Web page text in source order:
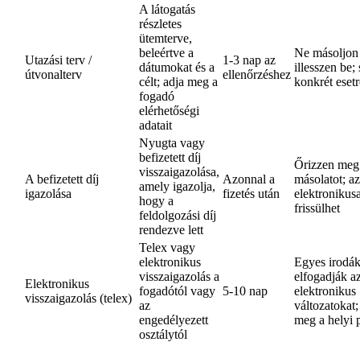
Utazási terv /
útvonalterv
A látogatás
részletes
ütemterve,
beleértve a
dátumokat és a
célt; adja meg a
fogadó
elérhetőségi
adatait
1-3 nap az
ellenőrzéshez
Ne másoljon
illesszen be;
konkrét
A befizetett díj
igazolása
Nyugta vagy
befizetett díj
visszaigazolása,
amely igazolja,
hogy a
feldolgozási díj
rendezve lett
Azonnal a
fizetés után
Őrizzen
másolatot;
frissülhet
Elektronikus
visszaigazolás (telex)
Telex vagy
elektronikus
visszaigazolás a
fogadótól vagy
az
engedélyezett
osztálytól
5-10 nap
Egyes irodák
elfogadják
elektronikus
meg a helyi